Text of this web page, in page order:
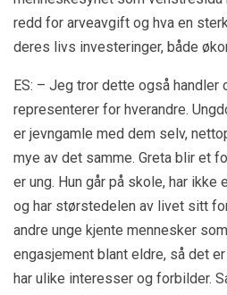
redd for arveavgift og hva en
deres livs investeringer, både
ES: – Jeg tror dette også handler
representerer for hverandre.
er jevngamle med dem selv,
mye av det samme. Greta blir et
er ung. Hun går på skole, har
og har størstedelen av livet sitt
andre unge kjente mennesker
engasjement blant eldre, så det
har ulike interesser og forbilder.